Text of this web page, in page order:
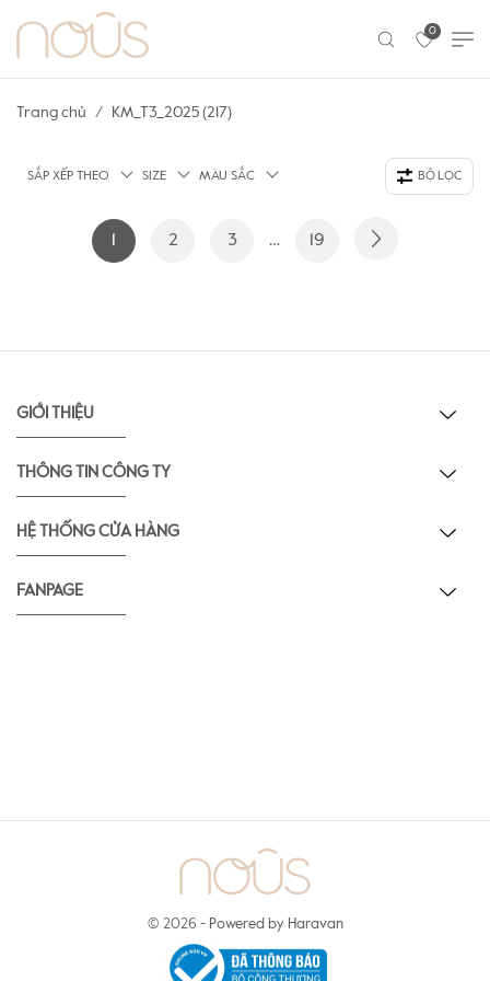
0
Trang chủ KM_T3_2025 (217)
SẮP XẾP THEO SIZE MÀU SẮC BỘ LỌC
2 3 … 19
GIỚI THIỆU
THÔNG TIN CÔNG TY
HỆ THỐNG CỬA HÀNG
FANPAGE
© 2026 - Powered by Haravan